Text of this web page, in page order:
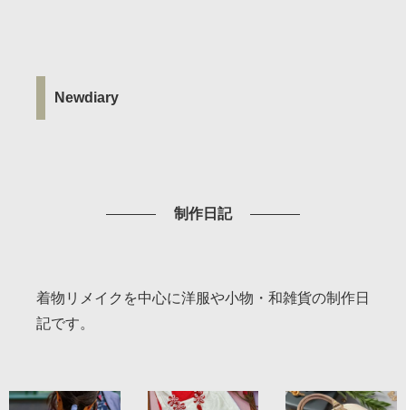
Newdiary
制作日記
着物リメイクを中心に洋服や小物・和雑貨の制作日
記です。